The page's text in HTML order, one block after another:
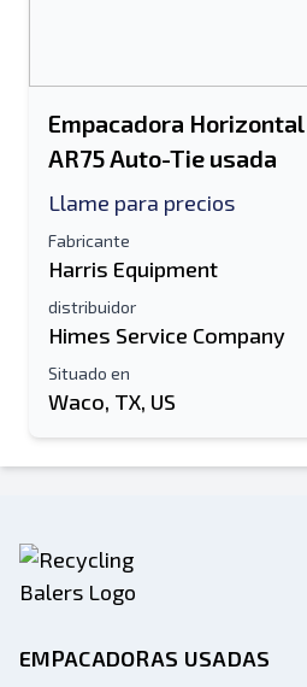
Empacadora Horizontal
AR75 Auto-Tie usada
Llame para precios
Fabricante
Harris Equipment
distribuidor
Himes Service Company
Situado en
Waco, TX, US
EMPACADORAS USADAS